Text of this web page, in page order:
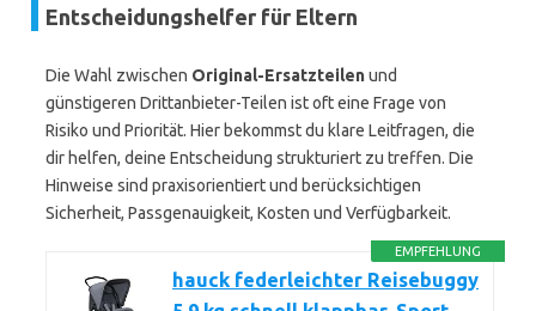
Entscheidungshelfer für Eltern
Die Wahl zwischen Original-Ersatzteilenund
günstigeren Drittanbieter-Teilen ist oft eine Frage von
Risiko und Priorität. Hier bekommst du klare Leitfragen, die
dir helfen, deine Entscheidung strukturiert zu treffen. Die
Hinweise sind praxisorientiert und berücksichtigen
Sicherheit, Passgenauigkeit, Kosten und Verfügbarkeit.
EMPFEHLUNG
hauck federleichter Reisebuggy